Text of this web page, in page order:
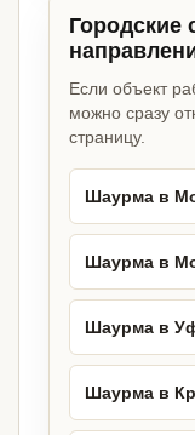
Городские
Если объект
можно сразу
страницу.
Шаурма в
Шаурма в
Шаурма в
Шаурма в